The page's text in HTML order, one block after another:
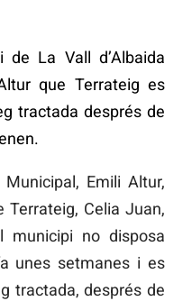
de La Vall d’Albaida
que Terrateig es
tractada després de
Emili Altur,
Terrateig, Celia Juan,
no disposa
unes setmanes i es
tractada, després de